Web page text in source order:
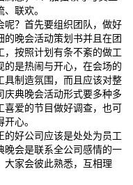
联欢。
？首先要组织团队，做好
晚会活动策划书并且在团
按照计划有条不紊的做工
是热闹与开心，在会场的
制造氛围，而且应该对整
典晚会活动形式要多种多
爱的节目做好调查，也可
心。
的好公司应该是处处为员工
会是联系全公司感情的一
家会彼此熟悉，互相理